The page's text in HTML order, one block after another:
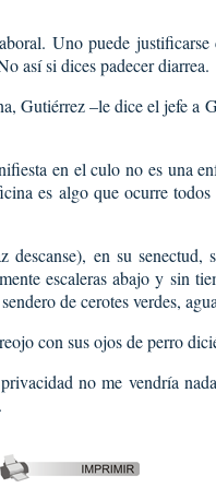
Uno puede
así si dices padecer diarrea.
Gutiérrez –le dice el jefe a
en el culo no es una
es algo que ocurre
en su senectud,
escaleras abajo y sin
de cerotes verdes,
con sus ojos de perro
no me vendría